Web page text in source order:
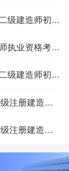
甘肃省2026年第四十四批二级建造师初始注册等人员名单
2026年度陕西省二级建造师执业资格考试打印准考证的通知
甘肃省2026年第三十六批二级建造师初始注册等人员名单
广东省2026年05月11日二级注册建造师注册人员的公告
广东省2026年05月10日二级注册建造师注册人员的公告